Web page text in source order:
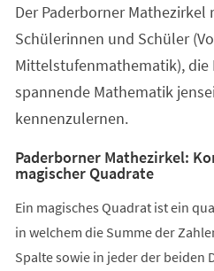
neuen
Tab)
Der Paderborner Mathezirkel
Schülerinnen und Schüler
Mittelstufenmathematik), die
spannende Mathematik
kennenzulernen.
Paderborner Mathezirkel:
ma­gi­scher Qua­dra­te
Ein magisches Quadrat ist ein
in welchem die Summe der
Spalte sowie in jeder der beiden